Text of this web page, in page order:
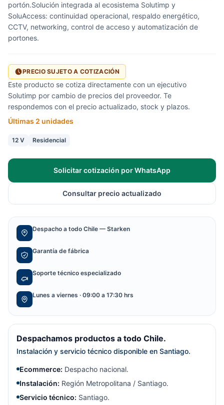
portón.Solución integrada al ecosistema Solutimp y
SoluAccess: continuidad operacional, respaldo energético,
CCTV, networking, control de acceso y automatización de
portones.
PRECIO SUJETO A COTIZACIÓN
Este producto se cotiza directamente con un ejecutivo
Solutimp por cambio de precios del proveedor. Te
respondemos con el precio actualizado, stock y plazos.
Últimas 2 unidades
12 V Residencial
Solicitar cotización por WhatsApp
Consultar precio actualizado
Despacho a todo Chile — Starken
Garantía de fábrica
Soporte técnico especializado
Lunes a viernes · 09:00 a 17:30 hrs
Despachamos productos a todo Chile.
Instalación y servicio técnico disponible en Santiago.
Ecommerce: Despacho nacional.
Instalación: Región Metropolitana / Santiago.
Servicio técnico: Santiago.